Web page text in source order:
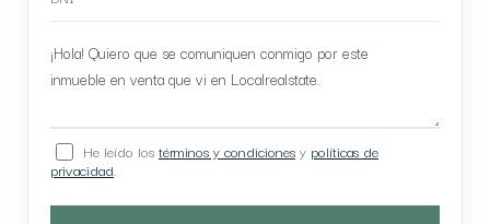
He leído los términos y condiciones y políticas de
privacidad.